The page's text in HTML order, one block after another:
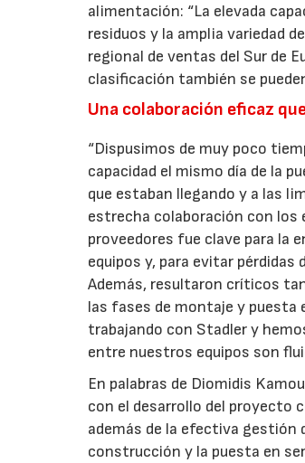
alimentación: “La elevada
residuos y la amplia variedad
regional de ventas del Sur de
clasificación también se
Una colaboración eficaz
“Dispusimos de muy poco
capacidad el mismo día de la
que estaban llegando y a las
estrecha colaboración con los
proveedores fue clave para la
equipos y, para evitar
Además, resultaron críticos
las fases de montaje y puesta
trabajando con Stadler y
entre nuestros equipos son
En palabras de Diomidis
con el desarrollo del proyecto
además de la efectiva gestión
construcción y la puesta en